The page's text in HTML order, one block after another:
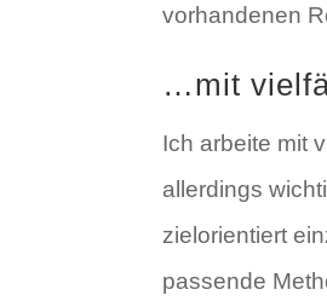
vorhandenen
…mit
Ich arbeite mit
allerdings
zielorientiert
passende